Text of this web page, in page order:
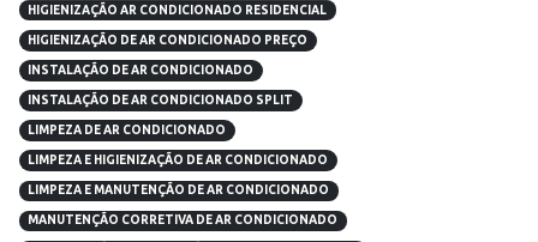
HIGIENIZAÇÃO AR CONDICIONADO RESIDENCIAL
HIGIENIZAÇÃO DE AR CONDICIONADO PREÇO
INSTALAÇÃO DE AR CONDICIONADO
INSTALAÇÃO DE AR CONDICIONADO SPLIT
LIMPEZA DE AR CONDICIONADO
LIMPEZA E HIGIENIZAÇÃO DE AR CONDICIONADO
LIMPEZA E MANUTENÇÃO DE AR CONDICIONADO
MANUTENÇÃO CORRETIVA DE AR CONDICIONADO